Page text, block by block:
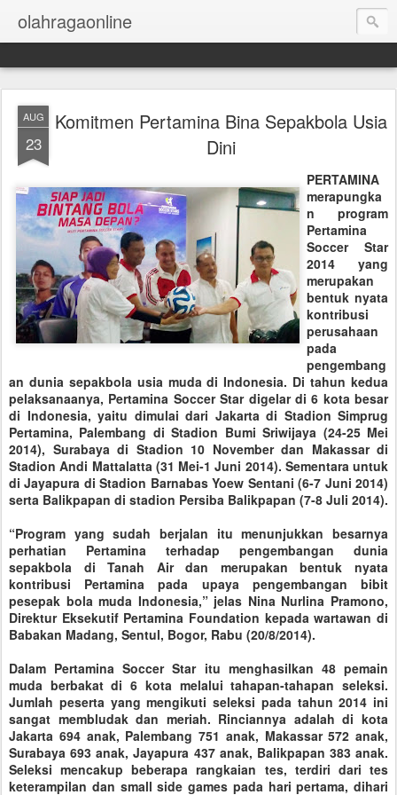
olahragaonline
AUG
23
Komitmen Pertamina Bina Sepakbola Usia
Dini
PERTAMINA
merapungka
n program
Pertamina
Soccer Star
2014 yang
merupakan
bentuk nyata
kontribusi
perusahaan
pada
pengembang
an dunia sepakbola usia muda di Indonesia. Di tahun kedua
pelaksanaanya, Pertamina Soccer Star digelar di 6 kota besar
di Indonesia, yaitu dimulai dari Jakarta di Stadion Simprug
Pertamina, Palembang di Stadion Bumi Sriwijaya (24-25 Mei
2014), Surabaya di Stadion 10 November dan Makassar di
Stadion Andi Mattalatta (31 Mei-1 Juni 2014). Sementara untuk
di Jayapura di Stadion Barnabas Yoew Sentani (6-7 Juni 2014)
serta Balikpapan di stadion Persiba Balikpapan (7-8 Juli 2014).
“Program yang sudah berjalan itu menunjukkan besarnya
perhatian Pertamina terhadap pengembangan dunia
sepakbola di Tanah Air dan merupakan bentuk nyata
kontribusi Pertamina pada upaya pengembangan bibit
pesepak bola muda Indonesia,” jelas Nina Nurlina Pramono,
Direktur Eksekutif Pertamina Foundation kepada wartawan di
Babakan Madang, Sentul, Bogor, Rabu (20/8/2014).
Dalam Pertamina Soccer Star itu menghasilkan 48 pemain
muda berbakat di 6 kota melalui tahapan-tahapan seleksi.
Jumlah peserta yang mengikuti seleksi pada tahun 2014 ini
sangat membludak dan meriah. Rinciannya adalah di kota
Jakarta 694 anak, Palembang 751 anak, Makassar 572 anak,
Surabaya 693 anak, Jayapura 437 anak, Balikpapan 383 anak.
Seleksi mencakup beberapa rangkaian tes, terdiri dari tes
keterampilan dan small side games pada hari pertama, dihari